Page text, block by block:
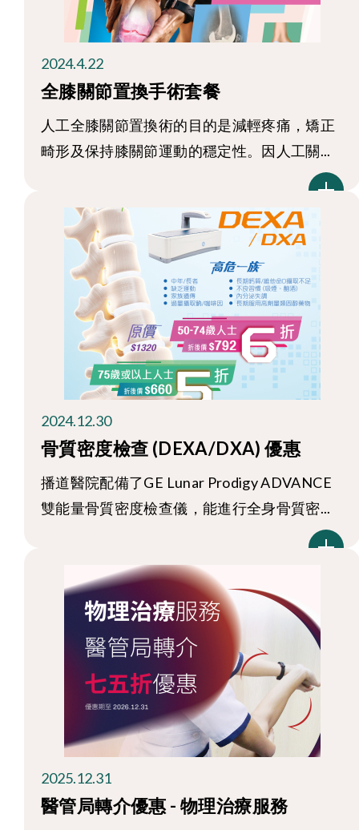
2024.4.22
全膝關節置換手術套餐
人工全膝關節置換術的目的是減輕疼痛，矯正
畸形及保持膝關節運動的穩定性。因人工關...
2024.12.30
骨質密度檢查 (DEXA/DXA) 優惠
播道醫院配備了GE Lunar Prodigy ADVANCE
雙能量骨質密度檢查儀，能進行全身骨質密...
2025.12.31
醫管局轉介優惠 - 物理治療服務